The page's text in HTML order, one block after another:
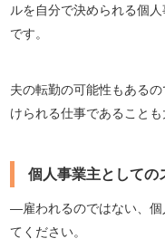
ルを自分で決められる個
です。
夫の転勤の可能性もある
けられる仕事であることも
個人事業主としての
―雇われるのではない、個
てください。